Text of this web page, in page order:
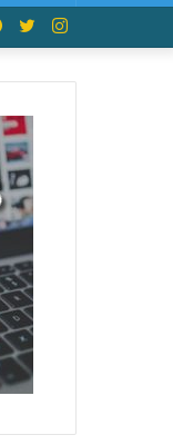
Instagram
Twitter
Facebook